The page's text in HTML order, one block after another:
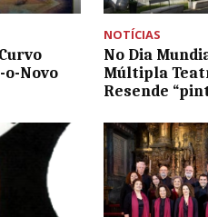
o-Novo
NOTÍCIAS
No Dia
Múltipla
Resende